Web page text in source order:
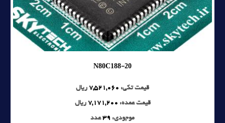
N80C188-20
قیمت تکی: 7,521,060 ریال
قیمت عمده: 7,171,200 ریال
موجودی: 39عدد